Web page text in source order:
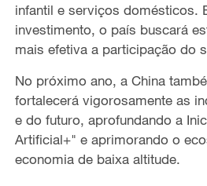
o
infantil e serviços domésticos.
investimento, o país buscará
mais efetiva a participação do
No próximo ano, a China
fortalecerá vigorosamente as
e do futuro, aprofundando a
Artificial+" e aprimorando o
economia de baixa altitude.